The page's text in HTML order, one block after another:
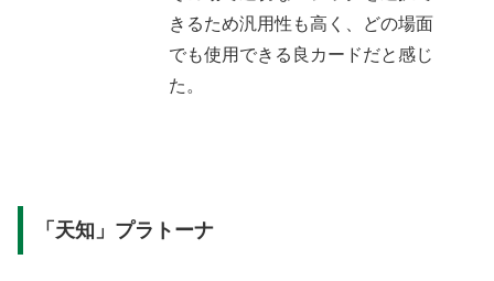
きるため汎用性も高く、どの場面
でも使用できる良カードだと感じ
た。
「天知」プラトーナ